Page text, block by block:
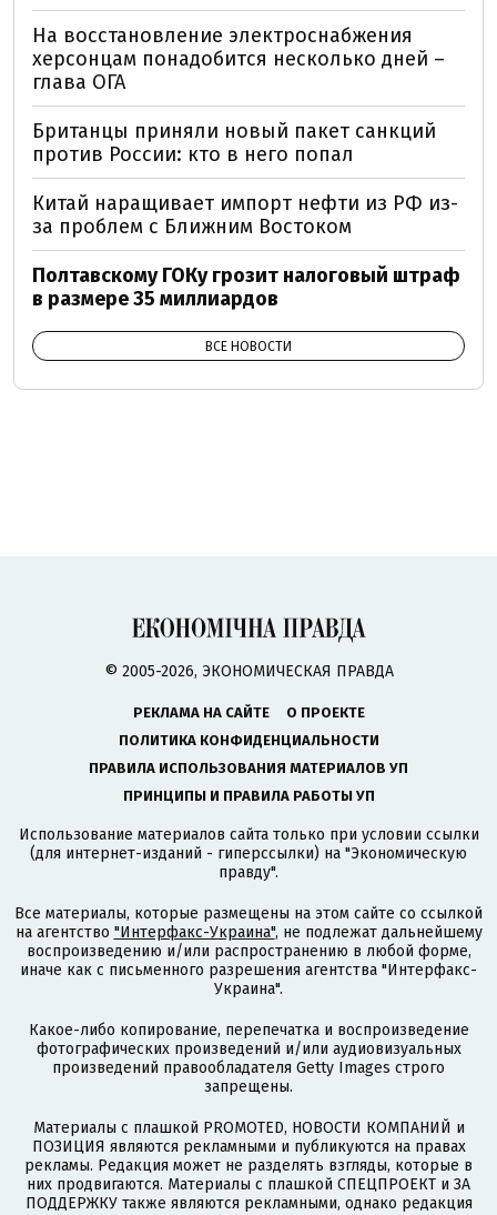
На восстановление электроснабжения
херсонцам понадобится несколько дней –
глава ОГА
Британцы приняли новый пакет санкций
против России: кто в него попал
Китай наращивает импорт нефти из РФ из-
за проблем с Ближним Востоком
Полтавскому ГОКу грозит налоговый штраф
в размере 35 миллиардов
ВСЕ НОВОСТИ
© 2005-2026, ЭКОНОМИЧЕСКАЯ ПРАВДА
РЕКЛАМА НА САЙТЕ
О ПРОЕКТЕ
ПОЛИТИКА КОНФИДЕНЦИАЛЬНОСТИ
ПРАВИЛА ИСПОЛЬЗОВАНИЯ МАТЕРИАЛОВ УП
ПРИНЦИПЫ И ПРАВИЛА РАБОТЫ УП
Использование материалов сайта только при условии ссылки
(для интернет-изданий - гиперссылки) на "Экономическую
правду".
Все материалы, которые размещены на этом сайте со ссылкой
на агентство "Интерфакс-Украина", не подлежат дальнейшему
воспроизведению и/или распространению в любой форме,
иначе как с письменного разрешения агентства "Интерфакс-
Украина".
Какое-либо копирование, перепечатка и воспроизведение
фотографических произведений и/или аудиовизуальных
произведений правообладателя Getty Images строго
запрещены.
Материалы с плашкой PROMOTED, НОВОСТИ КОМПАНИЙ и
ПОЗИЦИЯ являются рекламными и публикуются на правах
рекламы. Редакция может не разделять взгляды, которые в
них продвигаются. Материалы с плашкой СПЕЦПРОЕКТ и ЗА
ПОДДЕРЖКУ также являются рекламными, однако редакция